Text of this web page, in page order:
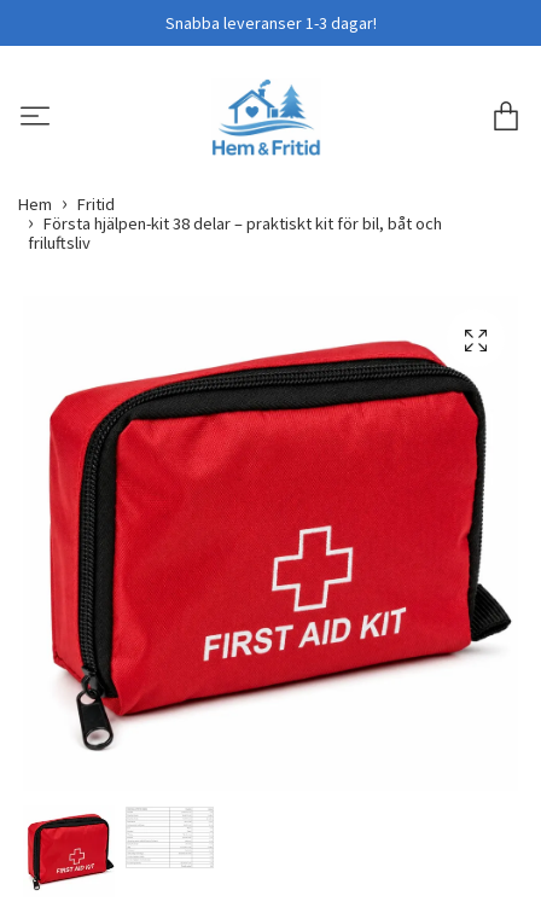
Snabba leveranser 1-3 dagar!
Hem
Fritid
Första hjälpen-kit 38 delar – praktiskt kit för bil, båt och
friluftsliv